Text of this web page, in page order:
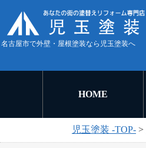
名古屋市で外壁・屋根塗装なら児玉塗装へ
HOME
児玉塗装 -TOP- >